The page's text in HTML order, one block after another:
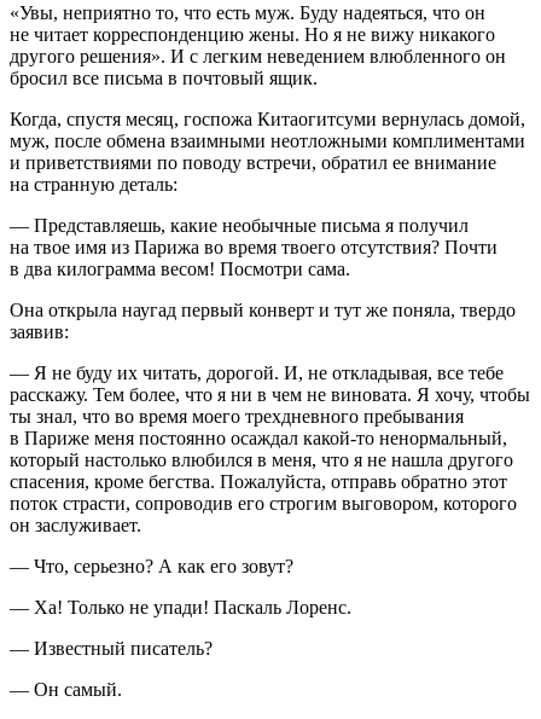
«Увы, неприятно то, что есть муж. Буду надеяться, что он
не читает корреспонденцию жены. Но я не вижу никакого
другого решения». И с легким неведением влюбленного он
бросил все письма в почтовый ящик.
Когда, спустя месяц, госпожа Китаогитсуми вернулась домой,
муж, после обмена взаимными неотложными комплиментами
и приветствиями по поводу встречи, обратил ее внимание
на странную деталь:
— Представляешь, какие необычные письма я получил
на твое имя из Парижа во время твоего отсутствия? Почти
в два килограмма весом! Посмотри сама.
Она открыла наугад первый конверт и тут же поняла, твердо
заявив:
— Я не буду их читать, дорогой. И, не откладывая, все тебе
расскажу. Тем более, что я ни в чем не виновата. Я хочу, чтобы
ты знал, что во время моего трехдневного пребывания
в Париже меня постоянно осаждал какой-то ненормальный,
который настолько влюбился в меня, что я не нашла другого
спасения, кроме бегства. Пожалуйста, отправь обратно этот
поток страсти, сопроводив его строгим выговором, которого
он заслуживает.
— Что, серьезно? А как его зовут?
— Ха! Только не упади! Паскаль Лоренс.
— Известный писатель?
— Он самый.